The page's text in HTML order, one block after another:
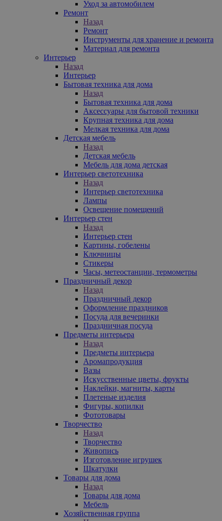
Уход за автомобилем
Ремонт
Назад
Ремонт
Инструменты для хранение и ремонта
Материал для ремонта
Интерьер
Назад
Интерьер
Бытовая техника для дома
Назад
Бытовая техника для дома
Аксессуары для бытовой техники
Крупная техника для дома
Мелкая техника для дома
Детская мебель
Назад
Детская мебель
Мебель для дома детская
Интерьер светотехника
Назад
Интерьер светотехника
Лампы
Освещение помещений
Интерьер стен
Назад
Интерьер стен
Картины, гобелены
Ключницы
Стикеры
Часы, метеостанции, термометры
Праздничный декор
Назад
Праздничный декор
Оформление праздников
Посуда для вечеринки
Праздничная посуда
Предметы интерьера
Назад
Предметы интерьера
Аромапродукция
Вазы
Искусственные цветы, фрукты
Наклейки, магниты, карты
Плетеные изделия
Фигуры, копилки
Фототовары
Творчество
Назад
Творчество
Живопись
Изготовление игрушек
Шкатулки
Товары для дома
Назад
Товары для дома
Мебель
Хозяйственная группа